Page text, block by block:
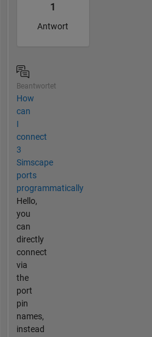
1
Antwort
Beantwortet
How
can
I
connect
3
Simscape
ports
programmatically
Hello,
you
can
directly
connect
via
the
port
pin
names,
instead